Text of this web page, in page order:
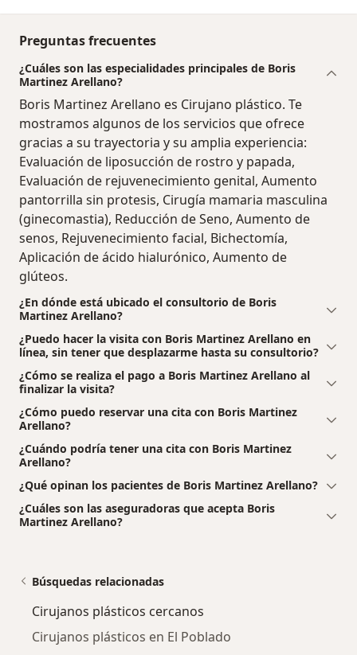
Preguntas frecuentes
¿Cuáles son las especialidades principales de Boris
Martinez Arellano?
Boris Martinez Arellano es Cirujano plástico. Te
mostramos algunos de los servicios que ofrece
gracias a su trayectoria y su amplia experiencia:
Evaluación de liposucción de rostro y papada,
Evaluación de rejuvenecimiento genital, Aumento
pantorrilla sin protesis, Cirugía mamaria masculina
(ginecomastia), Reducción de Seno, Aumento de
senos, Rejuvenecimiento facial, Bichectomía,
Aplicación de ácido hialurónico, Aumento de
glúteos.
¿En dónde está ubicado el consultorio de Boris
Martinez Arellano?
¿Puedo hacer la visita con Boris Martinez Arellano en
línea, sin tener que desplazarme hasta su consultorio?
¿Cómo se realiza el pago a Boris Martinez Arellano al
finalizar la visita?
¿Cómo puedo reservar una cita con Boris Martinez
Arellano?
¿Cuándo podría tener una cita con Boris Martinez
Arellano?
¿Qué opinan los pacientes de Boris Martinez Arellano?
¿Cuáles son las aseguradoras que acepta Boris
Martinez Arellano?
Búsquedas relacionadas
Cirujanos plásticos cercanos
Cirujanos plásticos en El Poblado